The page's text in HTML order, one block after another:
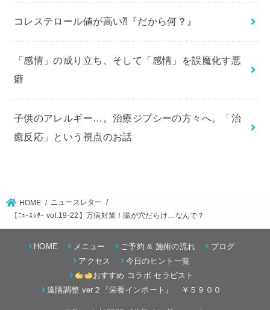
コレステロール値が高い⁈『だから何？』
「感情」の成り立ち、そして「感情」を誤魔化す悪
癖
子供のアレルギー…。治療ジプシーの方々へ。「治
癒反応」という視点のお話
HOME
ニュースレター
【ﾆｭｰｽﾚﾀｰ vol.19-22】万病対策！腸が穴だらけ…なんで？
HOME メニュー ご予約 & 施術の流れ
ブログ
アクセス
今日のヒント一覧
おすすめ コラボ セラピスト
遠隔調整 ver２『栄養インポート』 ￥５９００